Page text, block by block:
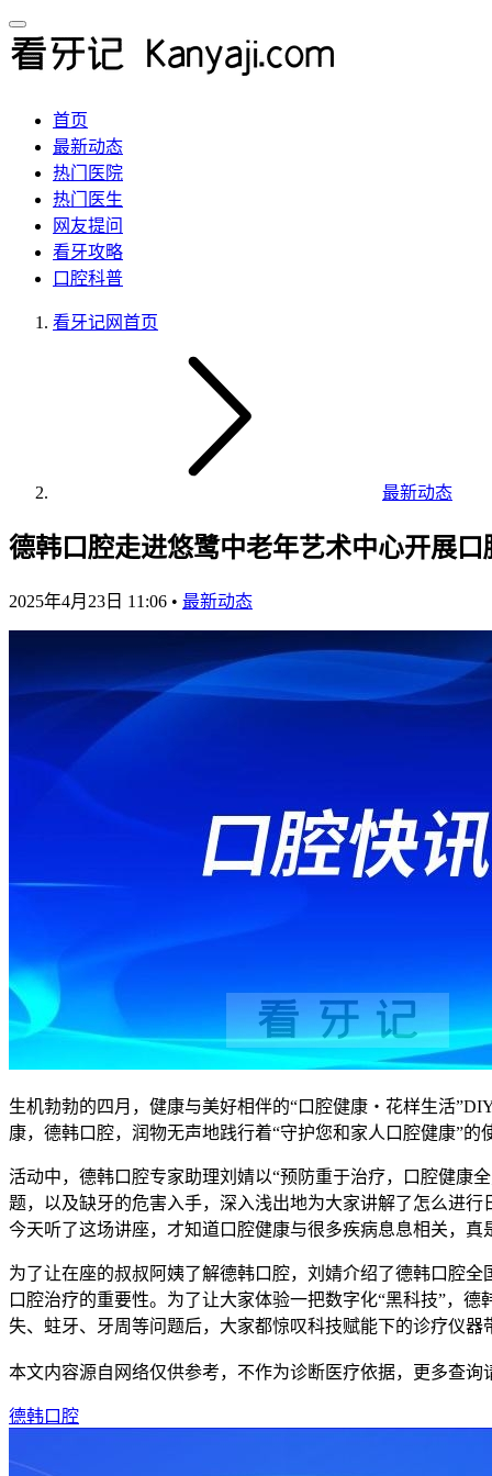
首页
最新动态
热门医院
热门医生
网友提问
看牙攻略
口腔科普
看牙记网首页
最新动态
德韩口腔走进悠鹭中老年艺术中心开展口
2025年4月23日 11:06 • 最新动态
生机勃勃的四月，健康与美好相伴的“口腔健康・花样生活
康，德韩口腔，润物无声地践行着“守护您和家人口腔健康”的
活动中，德韩口腔专家助理刘婧以“预防重于治疗，口腔健康
题，以及缺牙的危害入手，深入浅出地为大家讲解了怎么进
今天听了这场讲座，才知道口腔健康与很多疾病息息相关，
为了让在座的叔叔阿姨了解德韩口腔，刘婧介绍了德韩口腔
口腔治疗的重要性。为了让大家体验一把数字化“黑科技”，
失、蛀牙、牙周等问题后，大家都惊叹科技赋能下的诊疗仪
本文内容源自网络仅供参考，不作为诊断医疗依据，更多查
德韩口腔